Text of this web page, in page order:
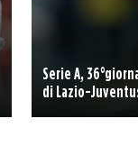
Serie A,
di Lazio-